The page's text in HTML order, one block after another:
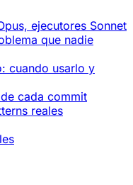
ejecutores Sonnet
que nadie
cuando usarlo y
cada commit
reales